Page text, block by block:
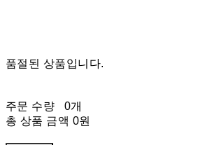
품절된 상품입니다.
주문 수량
0개
총 상품 금액 0원